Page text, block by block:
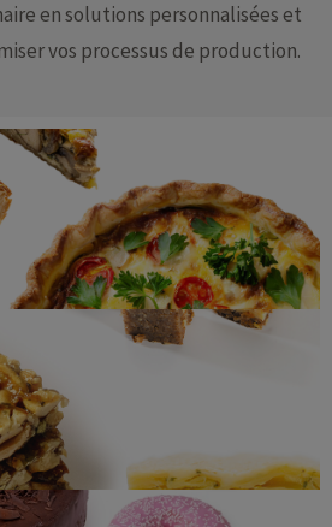
en solutions personnalisées et
vos processus de production.
Quiches
base de végétaux